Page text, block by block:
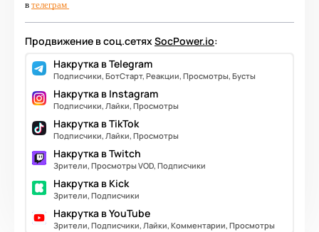
в телеграм
Продвижение в соц.сетяхSocPower.io:
Накрутка в Telegram
Подписчики, БотСтарт, Реакции, Просмотры, Бусты
Накрутка в Instagram
Подписчики, Лайки, Просмотры
Накрутка в TikTok
Подписчики, Лайки, Просмотры
Накрутка в Twitch
Зрители, Просмотры VOD, Подписчики
Накрутка в Kick
Зрители, Подписчики
Накрутка в YouTube
Зрители, Подписчики, Лайки, Комментарии, Просмотры